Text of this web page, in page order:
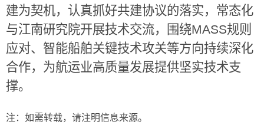
建为契机，认真抓好共建协议的落实，常态化
与江南研究院开展技术交流，围绕MASS规则
应对、智能船舶关键技术攻关等方向持续深化
合作，为航运业高质量发展提供坚实技术支
撑。
注：如需转载，请注明信息来源。